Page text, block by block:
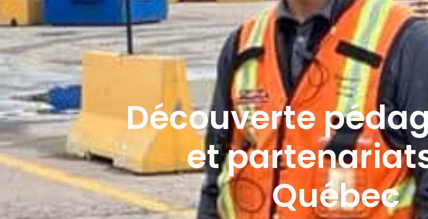
Découverte
et
Québec